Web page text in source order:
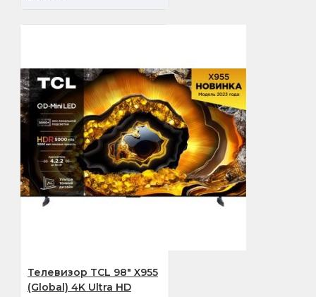
Телевизор TCL 98" X955
(Global) 4K Ultra HD